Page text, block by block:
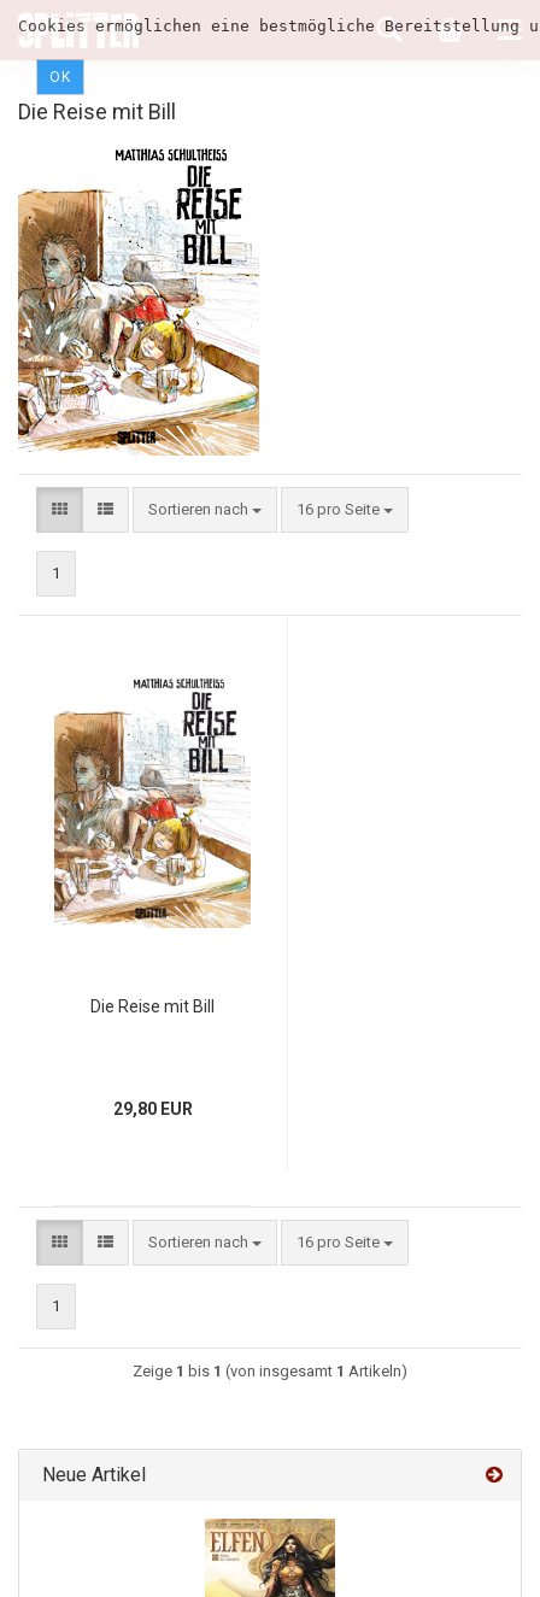
Cookies ermöglichen eine bestmögliche
OK
Die Reise mit Bill
Sortieren nach 16 pro Seite
1
Die Reise mit Bill
29,80 EUR
Sortieren nach 16 pro Seite
1
Zeige 1 bis 1 (von insgesamt 1 Artikeln)
Neue Artikel